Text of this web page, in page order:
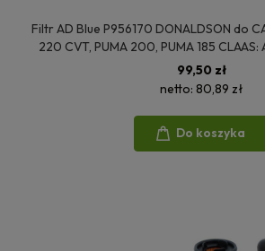
Filtr AD Blue P956170 DONALDSON do
220 CVT, PUMA 200, PUMA 185 CLAAS:
650 FENDT: 939 VARIO SCR, 828 VARIO
FH 500
99,50 zł
netto: 80,89 zł
Do koszyka